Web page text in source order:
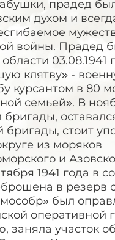
прадед
духом и
войны. Прадед
03.08.1941
клятву» -
курсантом в 80
семьей». В
стоит
из моряков
и
1941 года в
в резерв
был
оперативной
заняла участок